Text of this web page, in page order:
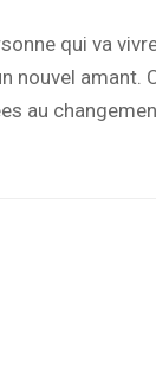
qui va
nouvel
au